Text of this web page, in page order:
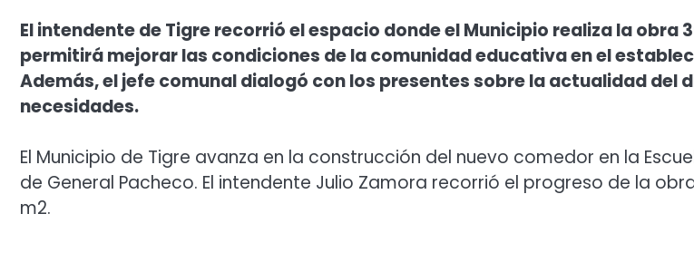
El intendente de Tigre recorrió el espacio donde el Municipio realiza la obra
permitirá mejorar las condiciones de la comunidad educativa en el
Además, el jefe comunal dialogó con los presentes sobre la actualidad del
necesidades.
El Municipio de Tigre avanza en la construcción del nuevo comedor en la
de General Pacheco. El intendente Julio Zamora recorrió el progreso de la
m2.